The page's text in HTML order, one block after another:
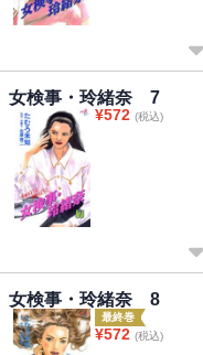
女検事・玲緒奈 7
¥572 (税込)
女検事・玲緒奈 8
最終巻
¥572 (税込)